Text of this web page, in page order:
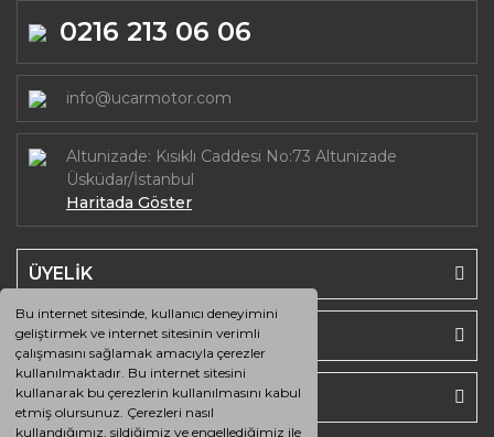
Bu internet sitesinde, kullanıcı deneyimini
geliştirmek ve internet sitesinin verimli
çalışmasını sağlamak amacıyla çerezler
kullanılmaktadır. Bu internet sitesini
kullanarak bu çerezlerin kullanılmasını kabul
etmiş olursunuz. Çerezleri nasıl
kullandığımız, sildiğimiz ve engellediğimiz ile
0216 213 06 06
info@ucarmotor.com
Altunizade: Kısıklı Caddesi No:73 Altunizade
Üsküdar/İstanbul
Haritada Göster
ÜYELİK
SAYFALAR
HESABIM